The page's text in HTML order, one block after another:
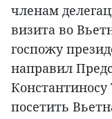
членам
визита во
госпожу
направил
Константиносу
посетить